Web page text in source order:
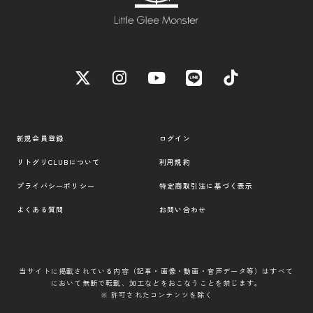
新規会員登録 ログイン
リトグリCLUBについて 利用規約
プライバシーポリシー 特定商取引法に基づく表示
よくある質問 お問い合わせ
当サイトに掲載されている内容（記事・画像・動画・音声データ等）はすべて
において無断で転載、加工などをおこなうことを禁じます。
※ 許可されたコンテンツを除く